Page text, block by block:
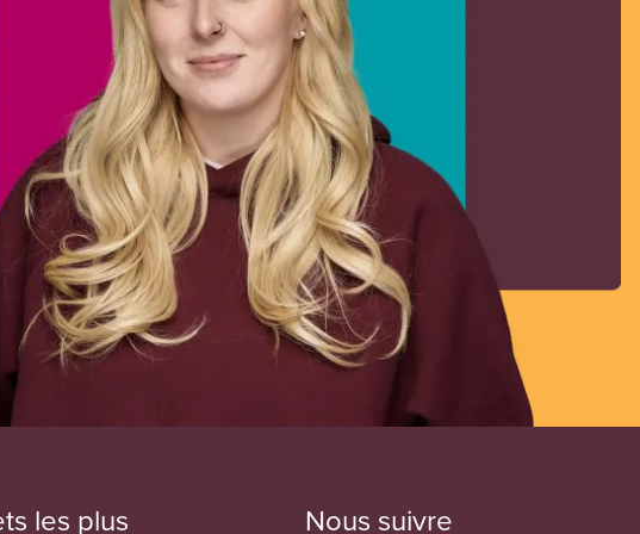
les plus
Nous suivre